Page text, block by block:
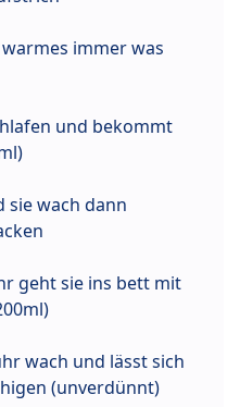
immer was
und bekommt
sie wach dann
geht sie ins bett mit
wach und lässt sich
(unverdünnt)